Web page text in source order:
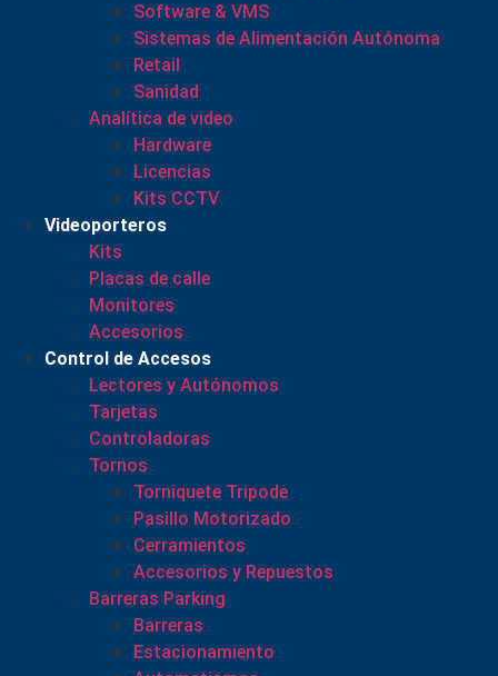
Software & VMS
Sistemas de Alimentación Autónoma
Retail
Sanidad
Analítica de video
Hardware
Licencias
Kits CCTV
Videoporteros
Kits
Placas de calle
Monitores
Accesorios
Control de Accesos
Lectores y Autónomos
Tarjetas
Controladoras
Tornos
Torniquete Tripode
Pasillo Motorizado
Cerramientos
Accesorios y Repuestos
Barreras Parking
Barreras
Estacionamiento